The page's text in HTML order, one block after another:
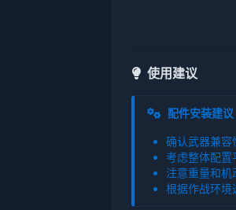
使用建议
配件安装建议
确认武器兼容
考虑整体配置
注意重量和机
根据作战环境